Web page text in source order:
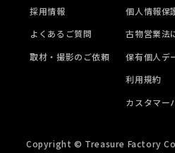
採用情報
よくあるご質問
取材・撮影のご依頼
個人情報保
古物営業法
保有個人デ
利用規約
カスタマー
Copyright © Treasure Factory